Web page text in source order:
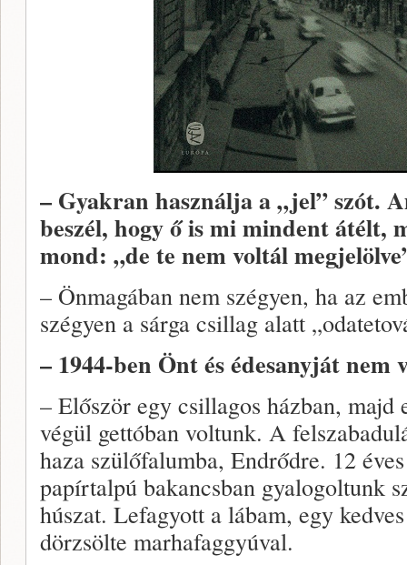
– Gyakran használja a „jel” szót.
beszél, hogy ő is mi mindent átélt,
mond: „de te nem voltál
– Önmagában nem szégyen, ha az
szégyen a sárga csillag alatt
– 1944-ben Önt és édesanyját nem
– Először egy csillagos házban, majd
végül gettóban voltunk. A
haza szülőfalumba, Endrődre. 12
papírtalpú bakancsban gyalogoltunk
húszat. Lefagyott a lábam, egy
dörzsölte marhafaggyúval.